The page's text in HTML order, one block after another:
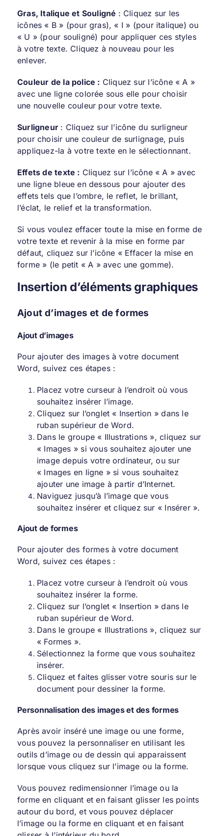
Gras, Italique et Souligné : Cliquez sur les
icônes « B » (pour gras), « I » (pour italique) ou
« U » (pour souligné) pour appliquer ces styles
à votre texte. Cliquez à nouveau pour les
enlever.
Couleur de la police : Cliquez sur l’icône « A »
avec une ligne colorée sous elle pour choisir
une nouvelle couleur pour votre texte.
Surligneur : Cliquez sur l’icône du surligneur
pour choisir une couleur de surlignage, puis
appliquez-la à votre texte en le sélectionnant.
Effets de texte : Cliquez sur l’icône « A » avec
une ligne bleue en dessous pour ajouter des
effets tels que l’ombre, le reflet, le brillant,
l’éclat, le relief et la transformation.
Si vous voulez effacer toute la mise en forme de
votre texte et revenir à la mise en forme par
défaut, cliquez sur l’icône « Effacer la mise en
forme » (le petit « A » avec une gomme).
Insertion d’éléments graphiques
Ajout d’images et de formes
Ajout d’images
Pour ajouter des images à votre document
Word, suivez ces étapes :
Placez votre curseur à l’endroit où vous
souhaitez insérer l’image.
Cliquez sur l’onglet « Insertion » dans le
ruban supérieur de Word.
Dans le groupe « Illustrations », cliquez sur
« Images » si vous souhaitez ajouter une
image depuis votre ordinateur, ou sur
« Images en ligne » si vous souhaitez
ajouter une image à partir d’Internet.
Naviguez jusqu’à l’image que vous
souhaitez insérer et cliquez sur « Insérer ».
Ajout de formes
Pour ajouter des formes à votre document
Word, suivez ces étapes :
Placez votre curseur à l’endroit où vous
souhaitez insérer la forme.
Cliquez sur l’onglet « Insertion » dans le
ruban supérieur de Word.
Dans le groupe « Illustrations », cliquez sur
« Formes ».
Sélectionnez la forme que vous souhaitez
insérer.
Cliquez et faites glisser votre souris sur le
document pour dessiner la forme.
Personnalisation des images et des formes
Après avoir inséré une image ou une forme,
vous pouvez la personnaliser en utilisant les
outils d’image ou de dessin qui apparaissent
lorsque vous cliquez sur l’image ou la forme.
Vous pouvez redimensionner l’image ou la
forme en cliquant et en faisant glisser les points
autour du bord, et vous pouvez déplacer
l’image ou la forme en cliquant et en faisant